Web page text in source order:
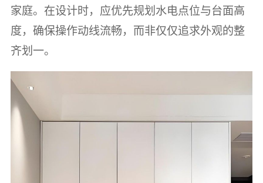
家庭。在设计时，应优先规划水电点位与台面高
度，确保操作动线流畅，而非仅仅追求外观的整
齐划一。